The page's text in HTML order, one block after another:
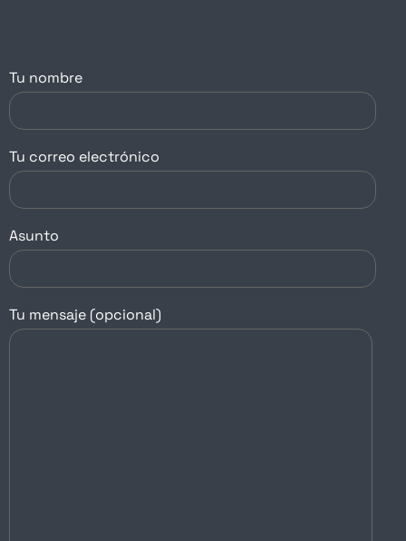
Tu nombre
Tu correo electrónico
Asunto
Tu mensaje (opcional)